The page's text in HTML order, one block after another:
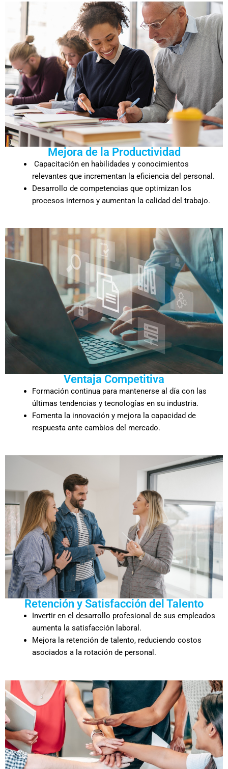
Mejora de la Productividad
Capacitación en habilidades y conocimientos
relevantes que incrementan la eficiencia del personal.
Desarrollo de competencias que optimizan los
procesos internos y aumentan la calidad del trabajo.
Ventaja Competitiva
Formación continua para mantenerse al día con las
últimas tendencias y tecnologías en su industria.
Fomenta la innovación y mejora la capacidad de
respuesta ante cambios del mercado.
Retención y Satisfacción del Talento
Invertir en el desarrollo profesional de sus empleados
aumenta la satisfacción laboral.
Mejora la retención de talento, reduciendo costos
asociados a la rotación de personal.